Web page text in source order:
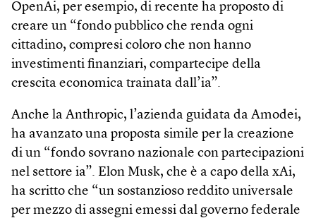
OpenAi, per esempio, di recente ha proposto di
creare un “fondo pubblico che renda ogni
cittadino, compresi coloro che non hanno
investimenti finanziari, compartecipe della
crescita economica trainata dall’ia”.
Anche la Anthropic, l’azienda guidata da Amodei,
ha avanzato una proposta simile per la creazione
di un “fondo sovrano nazionale con partecipazioni
nel settore ia”. Elon Musk, che è a capo della xAi,
ha scritto che “un sostanzioso reddito universale
per mezzo di assegni emessi dal governo federale